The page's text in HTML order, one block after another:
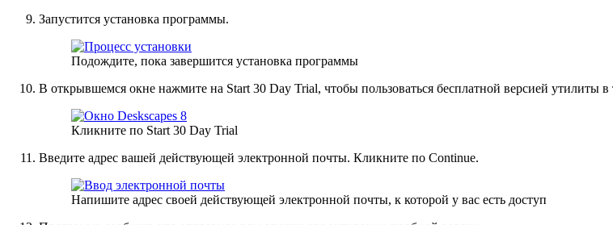
Запустится установка программы.
Подождите, пока завершится установка программы
В открывшемся окне нажмите на Start 30 Day Trial, чтобы пользоваться бесплатной версией утилиты в
Кликните по Start 30 Day Trial
Введите адрес вашей действующей электронной почты. Кликните по Continue.
Напишите адрес своей действующей электронной почты, к которой у вас есть доступ